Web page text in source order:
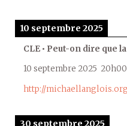
10 septembre 2025
CLE • Peut-on dire que
10 septembre 2025 20h00
http://
30 septembre 2025